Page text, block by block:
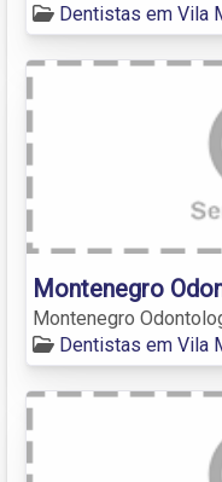
Dentistas em Vila
Montenegro
Montenegro
Dentistas em Vila